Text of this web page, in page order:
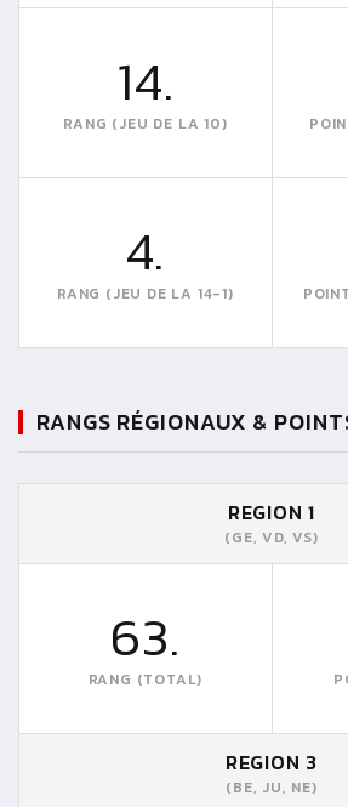
14.
RANG (JEU DE LA 10)
4.
RANG (JEU DE LA 14-1)
RANGS RÉGIONAUX &
REGION 1
(GE, VD, VS)
63.
RANG (TOTAL)
REGION 3
(BE, JU, NE)